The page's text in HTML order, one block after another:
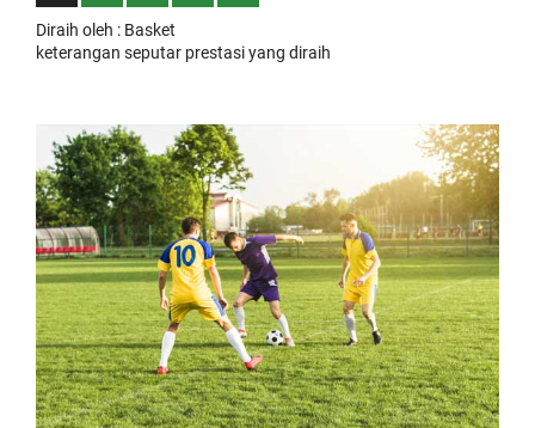
Diraih oleh : Basket
keterangan seputar prestasi yang diraih